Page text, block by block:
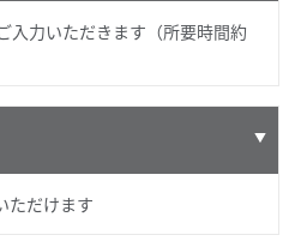
入力いただきます（所要時間約
ただけます